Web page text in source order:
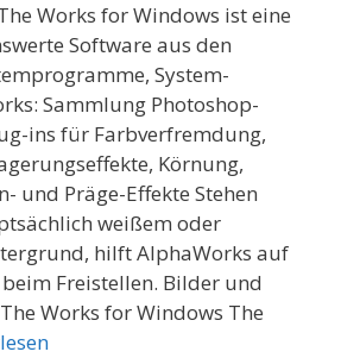
Works for Windows ist eine
Software aus den
System-
Sammlung Photoshop-
ins für Farbverfremdung,
Körnung,
und Präge-Effekte Stehen
weißem oder
hilft AlphaWorks auf
Freistellen. Bilder und
Works for Windows The